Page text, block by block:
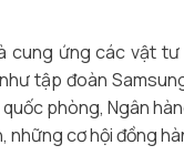
cung ứng các vật
tập đoàn
phòng, Ngân
những cơ hội đồng